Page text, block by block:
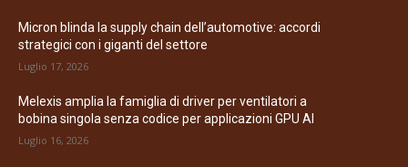
Micron blinda la supply chain dell’automotive: accordi
strategici con i giganti del settore
Luglio 17, 2026
Melexis amplia la famiglia di driver per ventilatori a
bobina singola senza codice per applicazioni GPU AI
Luglio 16, 2026